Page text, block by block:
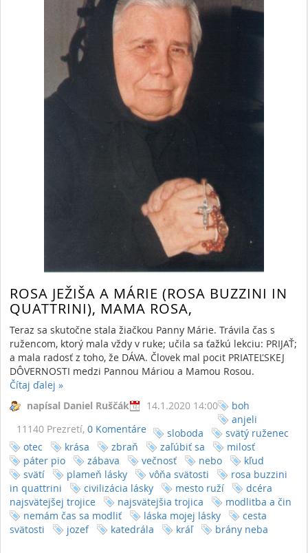
ROSA JEŽIŠA A MÁRIE (ROSA BUZZINI IN
QUATTRINI), MAMA ROSA,
Teraz sa skutočne stala žiačkou Panny Márie. Trávila čas s
ružencom, ktorý mala vždy v ruke; učila sa ťažkú lekciu: PRIJAŤ;
a mala radosť z toho, že DÁVA. Človek mal pocit PRIATEĽSKEJ
DÔVERNOSTI medzi Pannou Máriou a Mamou Rosou.
Čítaj ďalej »
napísal Daniel Ruščák
14.1.2020 14:00
11140 Prezretí, 0 Komentáre
boh
anjeli
sloboda
svätý ruženec
otec
krása zbraň zaľúbiť sa
milosť
páter pio
zábava večnosť nebo
kľud
svätí
plameň lásky vôňa svätosti
rosa buzzini
in quattrini
civilizácia lásky mesto ruží
dcéra
najsvätejšej trojice
najsvätejšia trojica
modlitba a čin
nemám čas sa modliť
láska mojej lásky
cesta
svätosti
jozef katedrála kráľ brány neba